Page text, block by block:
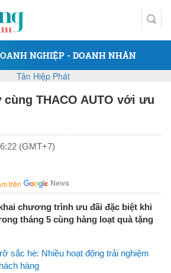
NGHIỆP - DOANH NHÂN
THACO AUTO với ưu
(GMT+7)
trên
chương trình ưu đãi đặc biệt khi
tháng 5 cùng hàng loạt quà tặng
sắc hè: Nhiều hoạt động trải nghiệm
hàng